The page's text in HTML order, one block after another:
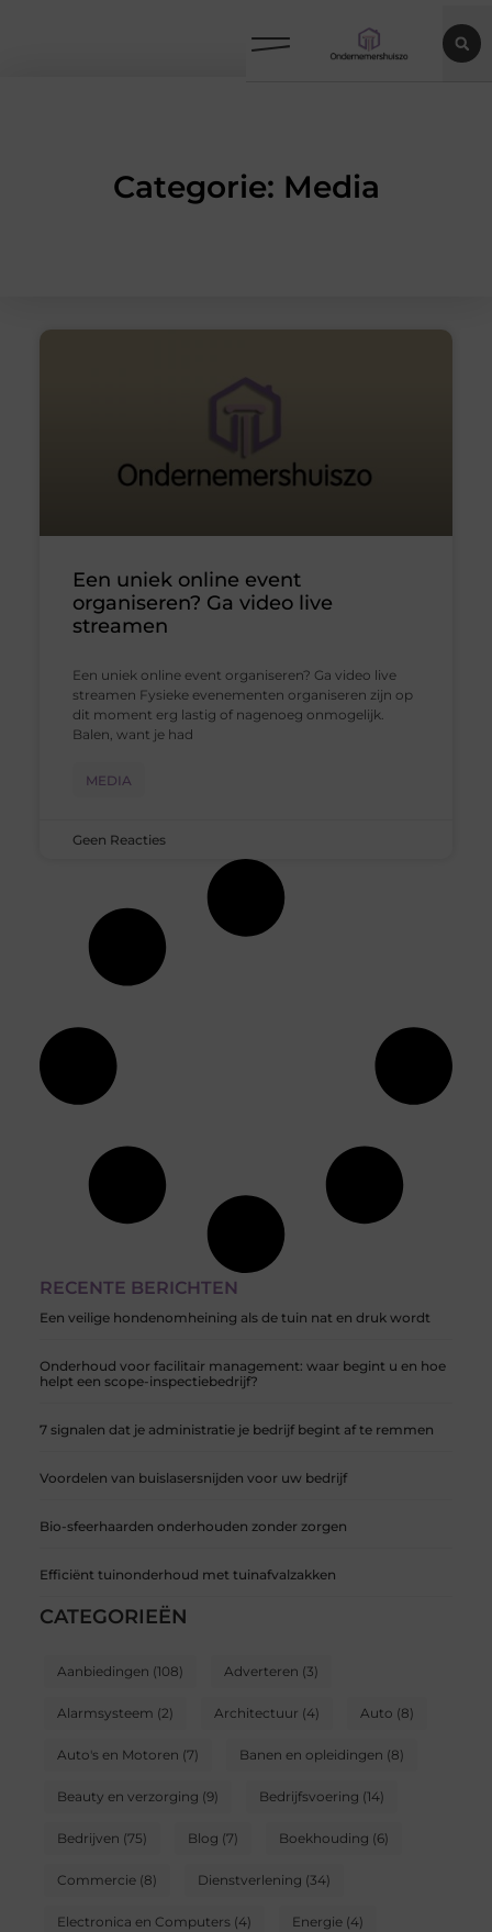
Categorie: Media
RECENTE BERICHTEN
Een veilige hondenomheining als de tuin nat en druk wordt
Onderhoud voor facilitair management: waar begint u en hoe
helpt een scope-inspectiebedrijf?
7 signalen dat je administratie je bedrijf begint af te remmen
Voordelen van buislasersnijden voor uw bedrijf
Bio-sfeerhaarden onderhouden zonder zorgen
Efficiënt tuinonderhoud met tuinafvalzakken
CATEGORIEËN
Aanbiedingen (108) Adverteren (3)
Alarmsysteem (2) Architectuur (4) Auto (8)
Auto's en Motoren (7) Banen en opleidingen (8)
Beauty en verzorging (9) Bedrijfsvoering (14)
Bedrijven (75) Blog (7) Boekhouding (6)
Commercie(8) Dienstverlening (34)
Electronica en Computers(4) Energie(4)
Een uniek online event
organiseren? Ga video live
streamen
Een uniek online event organiseren? Ga video live
streamen Fysieke evenementen organiseren zijn op
dit moment erg lastig of nagenoeg onmogelijk.
Balen, want je had
MEDIA
Geen Reacties